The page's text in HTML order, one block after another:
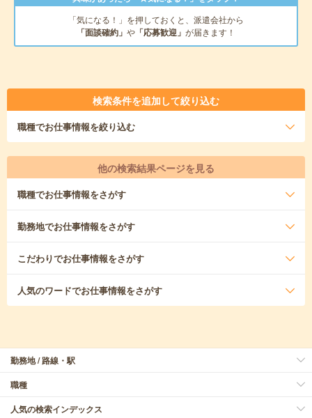
「気になる！」を押しておくと、派遣会社から
「面談確約」 や 「応募歓迎」 が届きます！
検索条件を追加して絞り込む
職種でお仕事情報を絞り込む
他の検索結果ページを見る
職種でお仕事情報をさがす
勤務地でお仕事情報をさがす
こだわりでお仕事情報をさがす
人気のワードでお仕事情報をさがす
勤務地 / 路線・駅
職種
人気の検索インデックス